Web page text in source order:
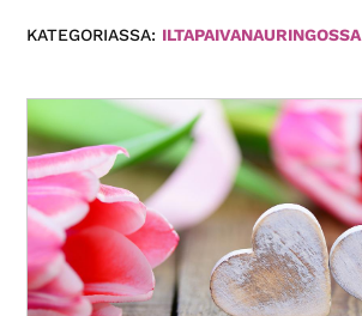
puolilla
Suomea
tarjoavat
monipuolista
toimintaa.
KATEGORIASSA: ILTAPAIVANAURINGOSSA